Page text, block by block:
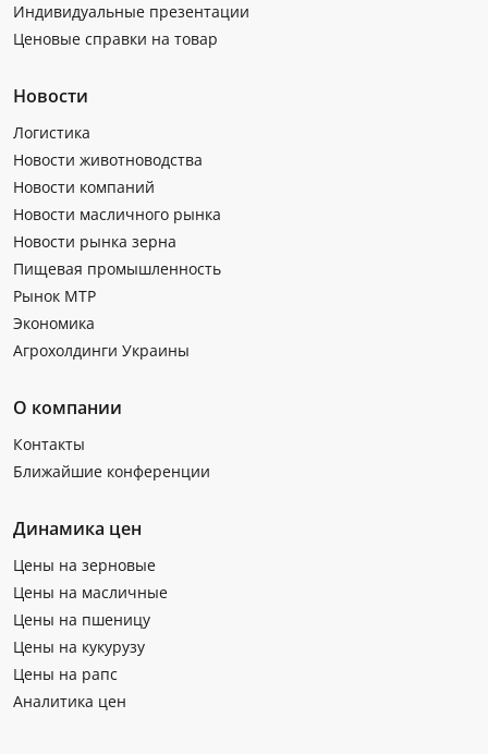
Индивидуальные презентации
Ценовые справки на товар
Новости
Логистика
Новости животноводства
Новости компаний
Новости масличного рынка
Новости рынка зерна
Пищевая промышленность
Рынок МТР
Экономика
Агрохолдинги Украины
О компании
Контакты
Ближайшие конференции
Динамика цен
Цены на зерновые
Цены на масличные
Цены на пшеницу
Цены на кукурузу
Цены на рапс
Аналитика цен